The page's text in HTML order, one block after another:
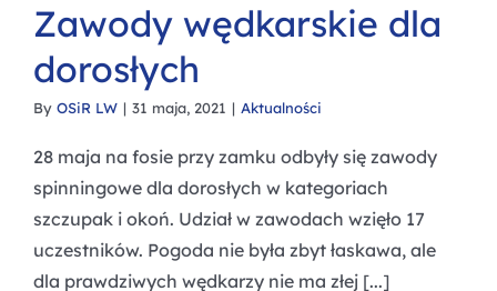
Zawody wędkarskie dla
dorosłych
By OSiR LW | 31 maja, 2021 | Aktualności
28 maja na fosie przy zamku odbyły się zawody
spinningowe dla dorosłych w kategoriach
szczupak i okoń. Udział w zawodach wzięło 17
uczestników. Pogoda nie była zbyt łaskawa, ale
dla prawdziwych wędkarzy nie ma złej [...]